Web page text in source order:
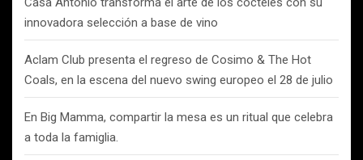
innovadora selección a base de vino
Aclam Club presenta el regreso de Cosimo & The Hot
Coals, en la escena del nuevo swing europeo el 28 de julio
En Big Mamma, compartir la mesa es un ritual que celebra
a toda la famiglia.